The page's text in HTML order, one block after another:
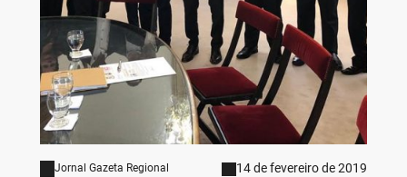
Jornal Gazeta Regional 14 de fevereiro de 2019